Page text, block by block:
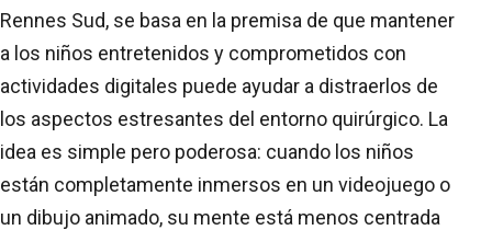
Rennes Sud, se basa en la premisa de que mantener
a los niños entretenidos y comprometidos con
actividades digitales puede ayudar a distraerlos de
los aspectos estresantes del entorno quirúrgico. La
idea es simple pero poderosa: cuando los niños
están completamente inmersos en un videojuego o
un dibujo animado, su mente está menos centrada